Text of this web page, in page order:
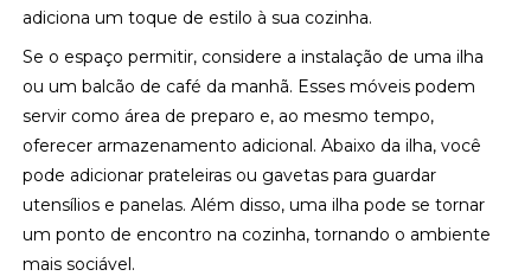
adiciona um toque de estilo à sua cozinha.
Se o espaço permitir, considere a instalação de uma ilha
ou um balcão de café da manhã. Esses móveis podem
servir como área de preparo e, ao mesmo tempo,
oferecer armazenamento adicional. Abaixo da ilha, você
pode adicionar prateleiras ou gavetas para guardar
utensílios e panelas. Além disso, uma ilha pode se tornar
um ponto de encontro na cozinha, tornando o ambiente
mais sociável.